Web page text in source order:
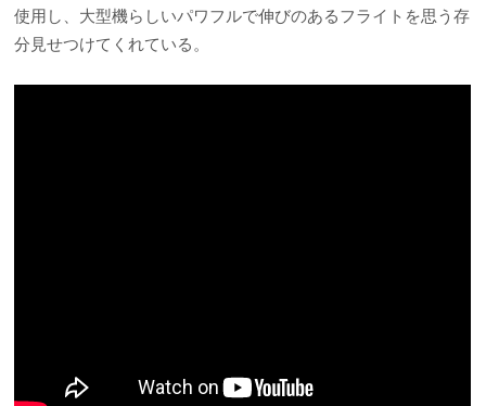
使用し、大型機らしいパワフルで伸びのあるフライトを思う存
分見せつけてくれている。